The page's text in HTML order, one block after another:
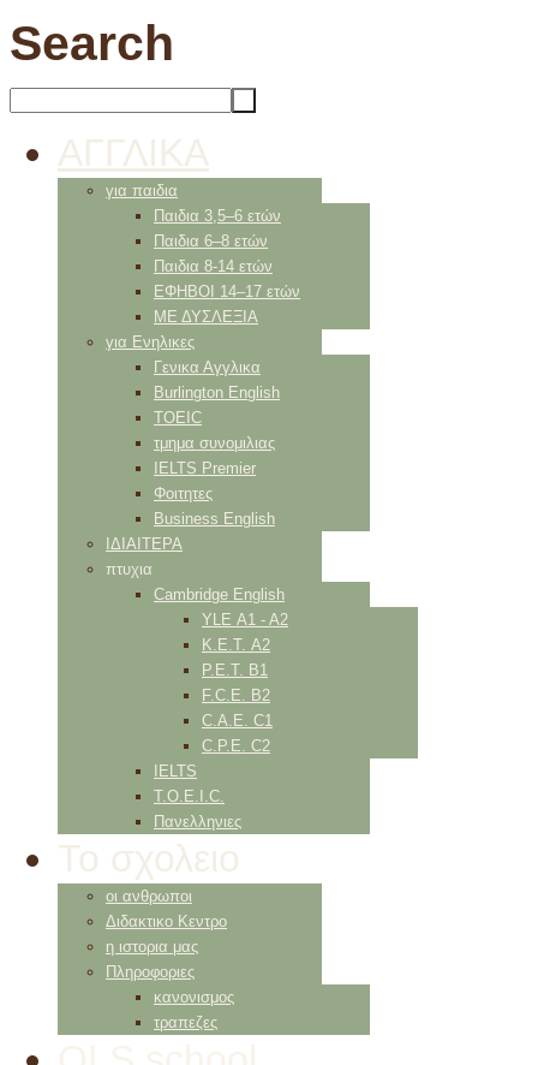
Search
ΑΓΓΛΙΚΑ
για παιδια
Παιδια 3,5–6 ετών
Παιδια 6–8 ετών
Παιδια 8-14 ετών
ΕΦΗΒΟΙ 14–17 ετών
ΜΕ ΔΥΣΛΕΞΙΑ
για Ενηλικες
Γενικα Αγγλικα
Burlington English
TOEIC
τμημα συνομιλιας
IELTS Premier
Φοιτητες
Business English
ΙΔΙΑΙΤΕΡΑ
πτυχια
Cambridge English
YLE Α1 - Α2
K.E.T. Α2
P.E.T. Β1
F.C.E. Β2
C.A.E. C1
C.P.E. C2
IELTS
Τ.Ο.Ε.Ι.C.
Πανελληνιες
Το σχολειο
οι ανθρωποι
Διδακτικο Κεντρο
η ιστορια μας
Πληροφοριες
κανονισμος
τραπεζες